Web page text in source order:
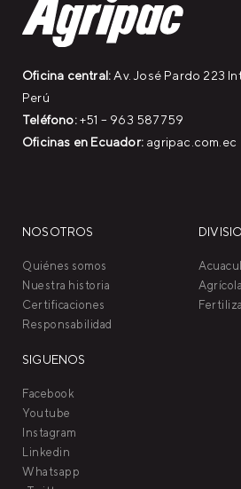
Oficina central:Av. José Pardo 223
Perú
Teléfono:+51 – 963 587759
Oficinas en Ecuador: agripac.com.ec
NOSOTROS
Quiénes somos
Nuestra historia
Certificaciones
Responsabilidad
SIGUENOS
Facebook
Youtube
Instagram
Linkedin
Whatsapp
Agrícola